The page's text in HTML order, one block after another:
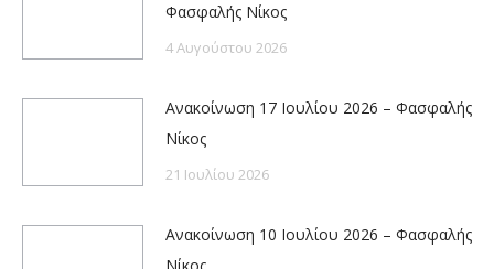
Φασφαλής Νίκος
4 Αυγούστου 2026
Ανακοίνωση 17 Ιουλίου 2026 – Φασφαλής
Νίκος
21 Ιουλίου 2026
Ανακοίνωση 10 Ιουλίου 2026 – Φασφαλής